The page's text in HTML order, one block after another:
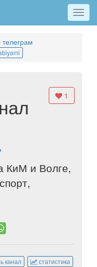
Меню
1
КиМ и Волге,
статистика
канал